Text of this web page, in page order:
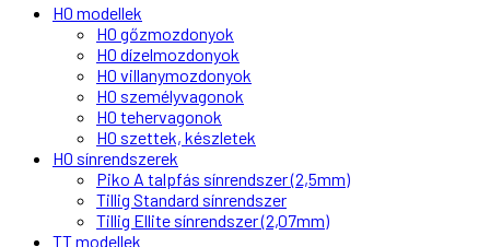
H0 modellek
H0 gőzmozdonyok
H0 dízelmozdonyok
H0 villanymozdonyok
H0 személyvagonok
H0 tehervagonok
H0 szettek, készletek
H0 sínrendszerek
Piko A talpfás sínrendszer (2,5mm)
Tillig Standard sínrendszer
Tillig Ellite sínrendszer (2,07mm)
TT modellek